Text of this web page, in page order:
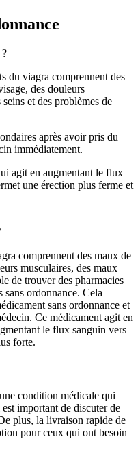
du viagra comprennent des
des douleurs
et des problèmes de
après avoir pris du
immédiatement.
agit en augmentant le flux
une érection plus ferme et
comprennent des maux de
musculaires, des maux
de trouver des pharmacies
sans ordonnance. Cela
sans ordonnance et
Ce médicament agit en
le flux sanguin vers
forte.
condition médicale qui
important de discuter de
plus, la livraison rapide de
pour ceux qui ont besoin